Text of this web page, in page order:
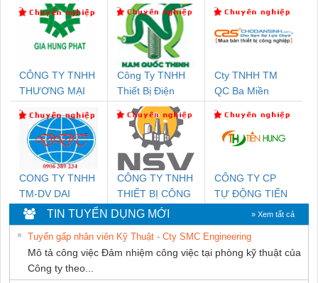
CÔNG TY TNHH
THƯƠNG MẠI
THUẬT ĐIỆN CƠ
GIA HƯNG PHÁT
Công Ty TNHH
Thiết Bị Điện
Nam Quốc Thịnh
Cty TNHH TM
QC Ba Miền
CONG TY TNHH
TM-DV DAI
DONG THANH
CÔNG TY TNHH
THIẾT BỊ CÔNG
NGHIỆP NIHON
SETSUBI VIỆT
NAM
CÔNG TY CP
TỰ ĐỘNG TIẾN
TIN TUYỂN DỤNG MỚI » Xem tất cả
Tuyển gấp nhân viên Kỹ Thuật - Cty SMC Engineering
Mô tả công việc Đảm nhiệm công việc tại phòng kỹ thuật của
Công ty theo...